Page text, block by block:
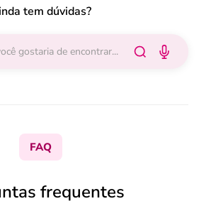
tem dúvidas?
FAQ
frequentes